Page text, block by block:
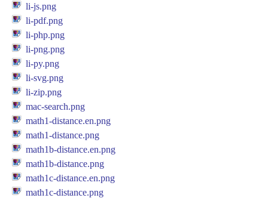
li-js.png
li-pdf.png
li-php.png
li-png.png
li-py.png
li-svg.png
li-zip.png
mac-search.png
math1-distance.en.png
math1-distance.png
math1b-distance.en.png
math1b-distance.png
math1c-distance.en.png
math1c-distance.png